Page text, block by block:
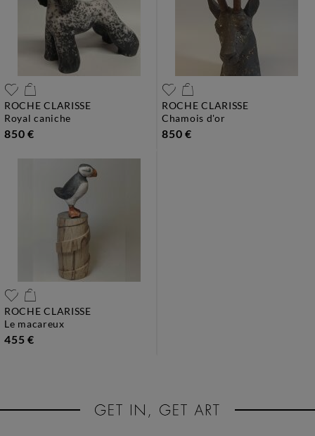
ROCHE CLARISSE
royal caniche
850 €
ROCHE CLARISSE
chamois d'or
850 €
ROCHE CLARISSE
le macareux
455 €